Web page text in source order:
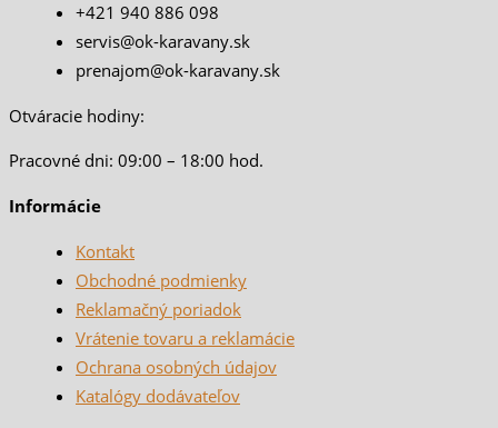
+421 940 886 098
servis@ok-karavany.sk
prenajom@ok-karavany.sk
Otváracie hodiny:
Pracovné dni: 09:00 – 18:00 hod.
Informácie
Kontakt
Obchodné podmienky
Reklamačný poriadok
Vrátenie tovaru a reklamácie
Ochrana osobných údajov
Katalógy dodávateľov